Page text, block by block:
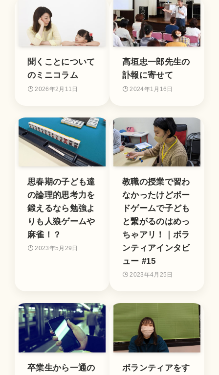
聞くことについて
のミニコラム
2026年2月11日
高垣忠一郎先生の
訃報に寄せて
2024年1月16日
思春期の子ども達
の論理的思考力を
鍛えるなら勉強よ
りも人狼ゲームや
麻雀！？
2023年5月29日
教職の授業で習わ
なかったけどボー
ドゲームで子ども
と繋がるのはめっ
ちゃアリ！｜ボラ
ンティアインタビ
ュー #15
2023年4月25日
卒業生から一通の
ボランティアをす